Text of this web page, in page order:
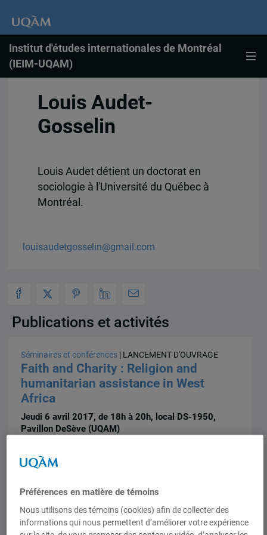
Institut d'études internationales de Montréal
(IEIM-UQAM)
Louis Audet-
Gosselin
Louis Audet détient un doctorat en
sociologie à l'Université du Québec à
Montréal.
louisaudetgosselin@gmail.com
Publications et activités
Séminaires et conférences | LANCEMENT D'OUVRAGE
Faith and Charity : Religion and
humanitarian assistance in West
Africa
Jeudi 6 avril 2017, de 18h à 20h, local DS-1950,
Pavillon DeSève (UQAM)
Préférences en matière de témoins
Nous utilisons des témoins (cookies) afin de collecter des
informations qui nous permettent d’améliorer votre expérience